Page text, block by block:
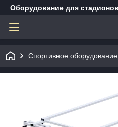
Оборудование для
Спортивное оборудование